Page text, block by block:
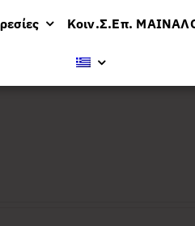
Κοιν.Σ.Επ.